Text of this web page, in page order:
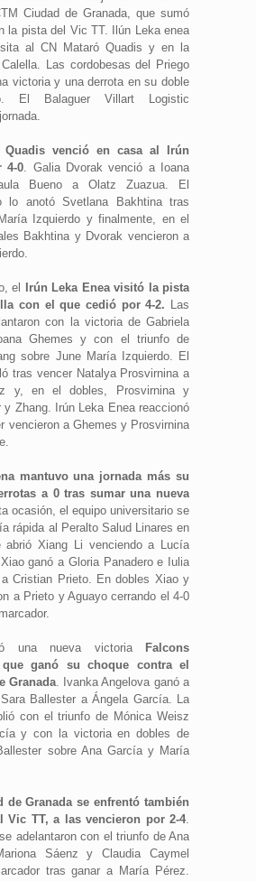
Ciudad de Granada, que sumó
la pista del Vic TT. Ilún Leka enea
al CN Mataró Quadis y en la
Las cordobesas del Priego
victoria y una derrota en su doble
El Balaguer Villart Logistic
Quadis venció en casa al Irún
4-0. Galia Dvorak venció a Ioana
Bueno a Olatz Zuazua. El
lo anotó Svetlana Bakhtina tras
Izquierdo y finalmente, en el
Bakhtina y Dvorak vencieron a
el
Irún Leka Enea visitó la pista
con el que cedió por 4-2. Las
con la victoria de Gabriela
Ghemes y con el triunfo de
sobre June María Izquierdo. El
tras vencer Natalya Prosvirnina a
y, en el dobles, Prosvirnina y
y Zhang. Irún Leka Enea reaccionó
vencieron a Ghemes y Prosvirnina
mantuvo una jornada más su
a 0 tras sumar una nueva
ocasión, el equipo universitario se
rápida al Peralto Salud Linares en
abrió Xiang Li venciendo a Lucía
ganó a Gloria Panadero e Iulia
Cristian Prieto. En dobles Xiao y
a Prieto y Aguayo cerrando el 4-0
una nueva victoria
Falcons
ganó su choque contra el
Granada. Ivanka Angelova ganó a
Ballester a Ángela García. La
con el triunfo de Mónica Weisz
y con la victoria en dobles de
sobre Ana García y María
de Granada se enfrentó también
Vic TT, a las vencieron por 2-4.
adelantaron con el triunfo de Ana
Sáenz y Claudia Caymel
tras ganar a María Pérez.